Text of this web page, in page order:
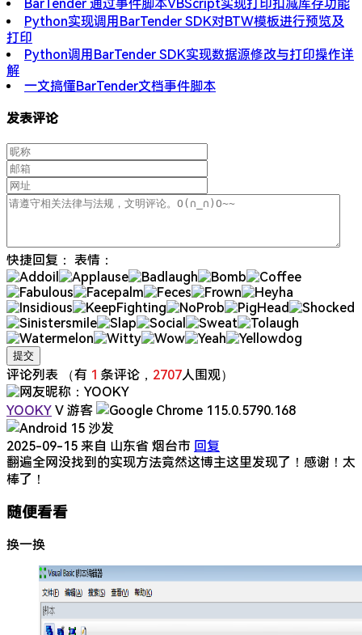
BarTender 通过事件脚本VBScript实现打印扣减库存功能
Python实现调用BarTender SDK对BTW模板进行预览及
打印
Python调用BarTender SDK实现数据源修改与打印操作详
解
一文搞懂BarTender文档事件脚本
发表评论
快捷回复： 表情：
评论列表 （有 1 条评论， 2707人围观）
YOOKY V 游客
沙发
2025-09-15 来自 山东省 烟台市 回复
翻遍全网没找到的实现方法竟然这博主这里发现了！感谢！太
棒了！
随便看看
换一换